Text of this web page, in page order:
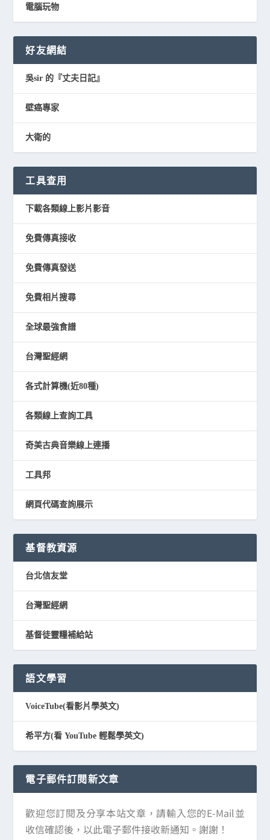
電腦玩物
好友網結
吳sir 的『丈夫日記』
壁癌專家
大衛的
工具查用
下載各類線上影片影音
免費傳真接收
免費傳真發送
免費相片搜尋
全球最強食譜
台灣聖經網
各式計算機(近80種)
各類線上查詢工具
奇美古典音樂線上連播
工具邦
網頁代碼查詢展示
基督教資源
台北信友堂
台灣聖經網
基督徒靈糧補給站
語文學習
VoiceTube(看影片學英文)
希平方(看 YouTube 輕鬆學英文)
電子郵件訂閱新文章
歡迎您訂閱及分享本站文章，請輸入您的E-Mail並
收信確認後，以此電子郵件接收新通知。謝謝！